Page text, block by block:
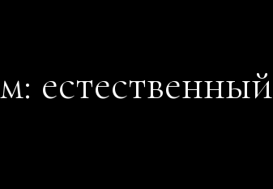
естественный